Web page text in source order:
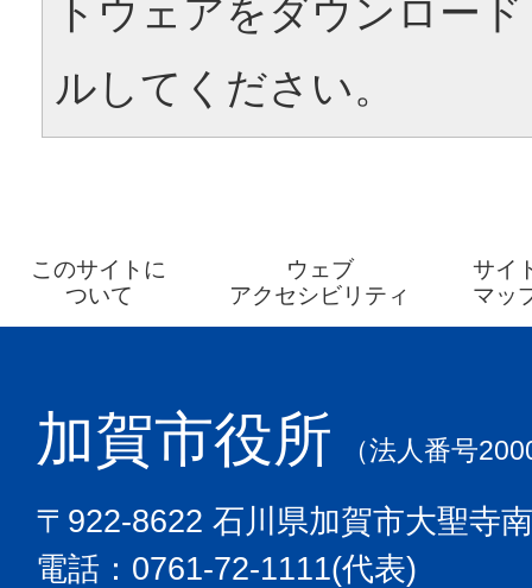
トウェアをダウンロー
ルしてください。
このサイトに
ついて
ウェブ
アクセシビリティ
サイ
マッ
加賀市役所 （法人番号
〒922-8622 石川県加賀市大聖寺
電話：0761-72-1111(代表)